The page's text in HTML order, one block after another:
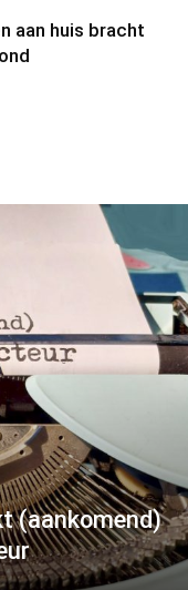
aan huis bracht
(aankomend)